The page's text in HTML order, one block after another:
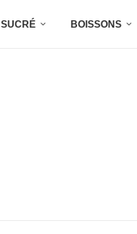
SUCRÉ BOISSONS